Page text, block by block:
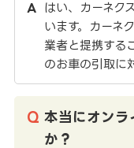
はい、カーネク
います。カーネ
業者と提携する
のお車の引取に
本当にオンラ
か？